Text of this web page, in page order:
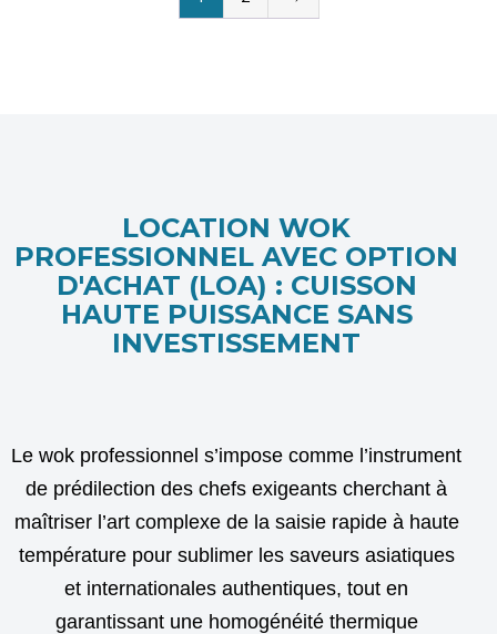
LOCATION WOK
PROFESSIONNEL AVEC OPTION
D'ACHAT (LOA) : CUISSON
HAUTE PUISSANCE SANS
INVESTISSEMENT
Le wok professionnel s’impose comme l’instrument
de prédilection des chefs exigeants cherchant à
maîtriser l’art complexe de la saisie rapide à haute
température pour sublimer les saveurs asiatiques
et internationales authentiques, tout en
garantissant une homogénéité thermique